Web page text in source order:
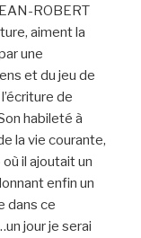
ROBERT
aiment la
une
et du jeu de
de
habileté à
la vie courante,
il ajoutait un
enfin un
dans ce
jour je serai